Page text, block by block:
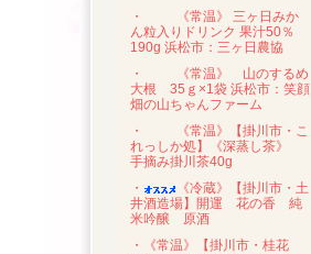
・
《常温》 三ヶ日みか
ん粒入りドリンク 果汁50％
190g 浜松市：三ヶ日農協
・
《常温》 山のするめ
大根 35ｇ×1袋 浜松市：笑顔
畑の山ちゃんファーム
・
《常温》【掛川市・こ
れっしか処】《深蒸し茶》
手摘み掛川茶40g
・
《冷蔵》【掛川市・土
井酒造場】開運 花の香 純
米吟醸 原酒
・《常温》【掛川市・桂花